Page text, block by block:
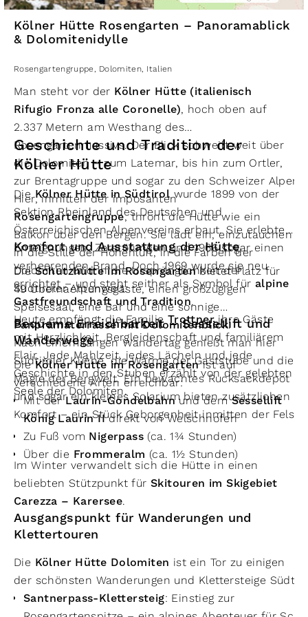
Kölner Hütte Rosengarten – Panoramablick
& Dolomitenidylle
Rosengartengruppe, Dolomiten, Italien
Man steht vor der Kölner Hütte (italienisch
Rifugio Fronza alle Coronelle), hoch oben auf
2.337 Metern am Westhang des
Rosengartenmassivs. Der Blick schweift weit über
die Dolomiten – zum Latemar, bis hin zum Ortler,
zur Brentagruppe und sogar zu den Schweizer Alpen.
Hier, inmitten der imposanten
Rosengartengruppe, thront die Hütte wie ein
Balkon über den Bergen. Sie lädt ein, einzutauchen
in die Stille der Höhenluft, in die Farben der
Dolomiten und in die Ursprünglichkeit der
Südtiroler Alpenwelt.
Geschichte und Tradition der
Kölner Hütte
DieKölner Hütte in Südtirolwurde 1899 von der
Sektion Rheinland des Deutschen und
Österreichischen Alpenvereins erbaut. Sie erlebte
Enteignungen, Zerstörungen und 1966 sogar einen
verheerenden Brand. Doch 1969 wurde sie neu
errichtet – und steht seither als Symbol für alpine
Gastfreundschaft und Tradition.
Heute empfängt die Familie Trottnerihre Gäste
mit Herzlichkeit, Bergleidenschaft und familiärem
Flair. Jede Mahlzeit, jedes Lächeln und jede
Geschichte in den Stuben erzählt von der gelebten
Seele der Dolomiten.
Komfort und Ausstattung der Hütte
DieSchutzhütte im Rosengartenbietet Platz für
49 Übernachtungsgäste, einen großzügigen
Speisesaal, eine Bar und eine sonnige
Panoramaterrasse mit Dolomitenblick.
Nach einem langen Wandertag genießt man hier
Südtiroler Küche, die Wärme der Gaststube und die
Magie der Bergwelt. Ein bewachtes Rucksackdepot
und sogar ein kleines Solarium bieten zusätzlichen
Komfort – ein Stück Geborgenheit inmitten der
Bequeme Erreichbarkeit – Sessellift und
Wanderwege
DieKölner Hütte im Rosengartenist auf
verschiedene Arten erreichbar:
Mit derLaurin-Gondelbahnund demSessellift
König Laurin IIdirekt von Welschnofen
Zu Fuß vom Nigerpass(ca. 1¾ Stunden)
Über die Frommeralm (ca. 1½ Stunden)
Im Winter verwandelt sich die Hütte in einen
beliebten Stützpunkt für Skitouren im Skigebiet
Carezza – Karersee.
Ausgangspunkt für Wanderungen und
Klettertouren
Die Kölner Hütte Dolomiten ist ein Tor zu einigen
der schönsten Wanderungen und Klettersteige
Santnerpass-Klettersteig: Einstieg zur